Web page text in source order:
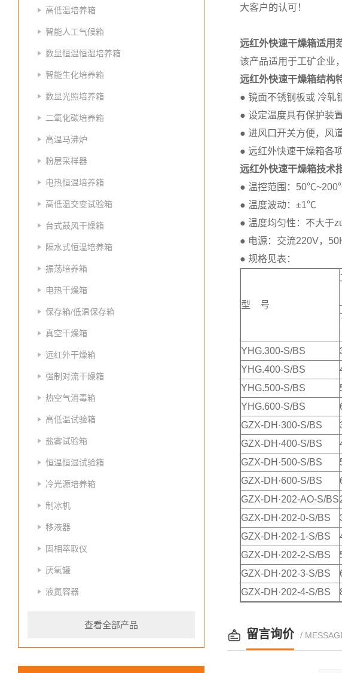
高低温培养箱
智能人工气候箱
数显恒温恒湿培养箱
智能生化培养箱
数显光照培养箱
二氧化碳培养箱
高温马沸炉
粉层采样器
电热恒温培养箱
高低温交变试验箱
台式鼓风干燥箱
隔水式恒温培养箱
振荡培养箱
电热干燥箱
保存箱/低温保存箱
真空干燥箱
远红外干燥箱
强制对流干燥箱
热空气消毒箱
高低温试验箱
盐雾试验箱
恒温恒湿试验箱
冷光源培养箱
制冰机
移液器
固相萃取仪
厌氧罐
液氮容器
查看全部产品
大客户的认可！
远红外快速干燥箱适用
该产品适用于工矿企业
远红外快速干燥箱结构
● 镜面不锈钢板或 冷轧
● 设定温度具有保护装
● 进风口开关方便，风
● 远红外快速干燥箱各
远红外快速干燥箱技术
● 温控范围：
● 温度波动：±1℃
● 温度均匀性：不大于
● 电源：交流220V，
● 规格见表：
型 号
YHG.300-S/BS
YHG.400-S/BS
YHG.500-S/BS
YHG.600-S/BS
GZX-DH·300-S/BS
GZX-DH·400-S/BS
GZX-DH·500-S/BS
GZX-DH·600-S/BS
GZX-DH·202-AO-S/BS
GZX-DH·202-0-S/BS
GZX-DH·202-1-S/BS
GZX-DH·202-2-S/BS
GZX-DH·202-3-S/BS
GZX-DH·202-4-S/BS
留言询价 /